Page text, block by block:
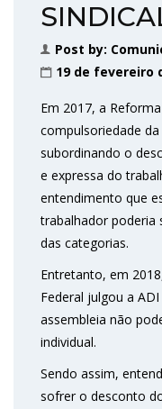
Post by:
19 de fevereiro
Em 2017, a
compulsoriedade
subordinando o
e expressa do
entendimento que
trabalhador poderia
das categorias.
Entretanto, em
Federal julgou a
assembleia não
individual.
Sendo assim,
sofrer o desconto